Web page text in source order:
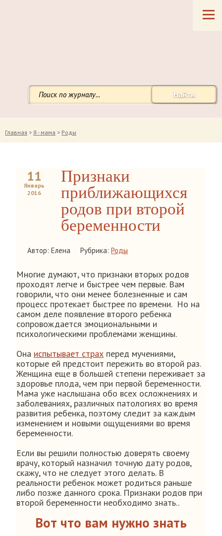
Найти
Главная > Я - мама > Роды
11
Январь
2016
Признаки
приближающихся
родов при второй
беременности
Автор: Елена Рубрика: Роды
Многие думают, что признаки вторых родов
проходят легче и быстрее чем первые. Вам
говорили, что они менее болезненные и сам
процесс протекает быстрее по времени. Но на
самом деле появление второго ребенка
сопровождается эмоциональными и
психологическими проблемами женщины.
Она испытывает страх перед мучениями,
которые ей предстоит пережить во второй раз.
Женщина еще в большей степени переживает за
здоровье плода, чем при первой беременности.
Мама уже наслышана обо всех осложнениях и
заболеваниях, различных патологиях во время
развития ребенка, поэтому следит за каждым
изменением и новыми ощущениями во время
беременности.
Если вы решили полностью доверять своему
врачу, который назначил точную дату родов,
скажу, что не следует этого делать. В
реальности ребенок может родиться раньше
либо позже данного срока. Признаки родов при
второй беременности необходимо знать..
Вот что вам нужно знать